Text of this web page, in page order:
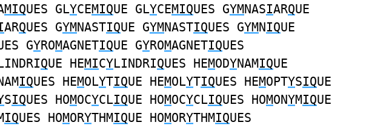
MIQUES GLYCEMIQUE GLYCEMIQUES GYMNASIARQUE
ARQUES GYMNASTIQUE GYMNASTIQUES GYMNIQUE
GYROMAGNETIQUE GYROMAGNETIQUES
QUE HEMICYLINDRIQUES HEMODYNAMIQUE
IQUES HEMOLYTIQUE HEMOLYTIQUES HEMOPTYSIQUE
SIQUES HOMOCYCLIQUE HOMOCYCLIQUES HOMONYMIQUE
IQUES HOMORYTHMIQUE HOMORYTHMIQUES